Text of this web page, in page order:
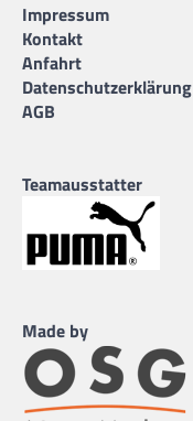
Impressum
Kontakt
Anfahrt
Datenschutzerklärung
AGB
Teamausstatter
Made by